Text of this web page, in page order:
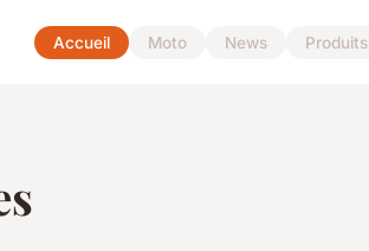
Accueil Moto News Produits